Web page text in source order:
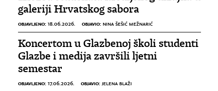
galeriji Hrvatskog sabora
OBJAVLJENO: 18.06.2026. OBJAVIO: NINA ŠEŠIĆ MEŽNARIĆ
Koncertom u Glazbenoj školi studenti
Glazbe i medija završili ljetni
semestar
OBJAVLJENO: 17.06.2026. OBJAVIO: JELENA BLAŽI